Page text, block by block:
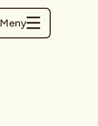
Meny